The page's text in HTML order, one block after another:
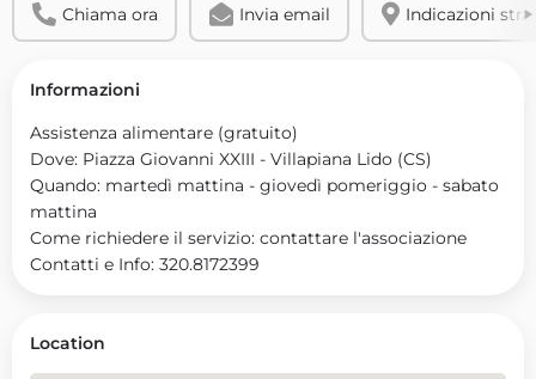
Chiama ora Invia email Indicazioni
Informazioni
Assistenza alimentare (gratuito)
Dove: Piazza Giovanni XXIII - Villapiana Lido (CS)
Quando: martedì mattina - giovedì pomeriggio - sabato
mattina
Come richiedere il servizio: contattare l'associazione
Contatti e Info: 320.8172399
Location